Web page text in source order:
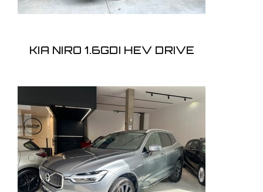
KIA NIRO 1.6GDI HEV DRIVE
VOLVO XC60 2.0D B4D
AWD INSCRIPTION